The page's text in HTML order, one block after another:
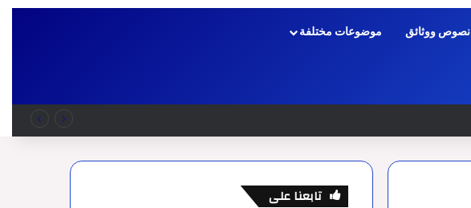
نصوص ووثائق موضوعات مختلفة
تابعنا على